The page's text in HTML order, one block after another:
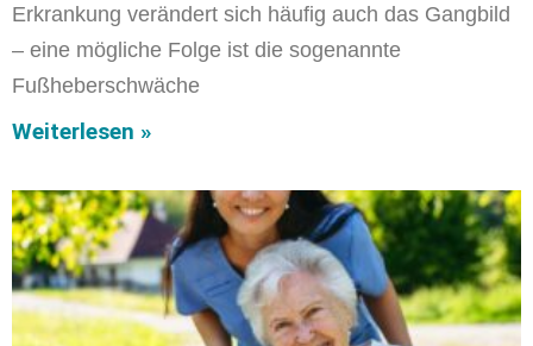
Erkrankung verändert sich häufig auch das Gangbild
– eine mögliche Folge ist die sogenannte
Fußheberschwäche
Weiterlesen »